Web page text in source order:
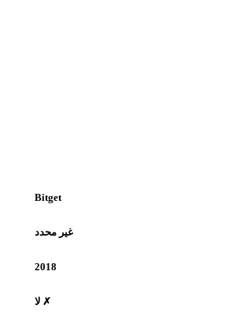
Bitget
غير محدد
2018
✗ لا